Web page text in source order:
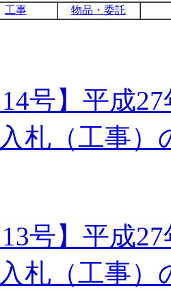
工事 物品・委託
号】平成
札（工事）
号】平成
札（工事）